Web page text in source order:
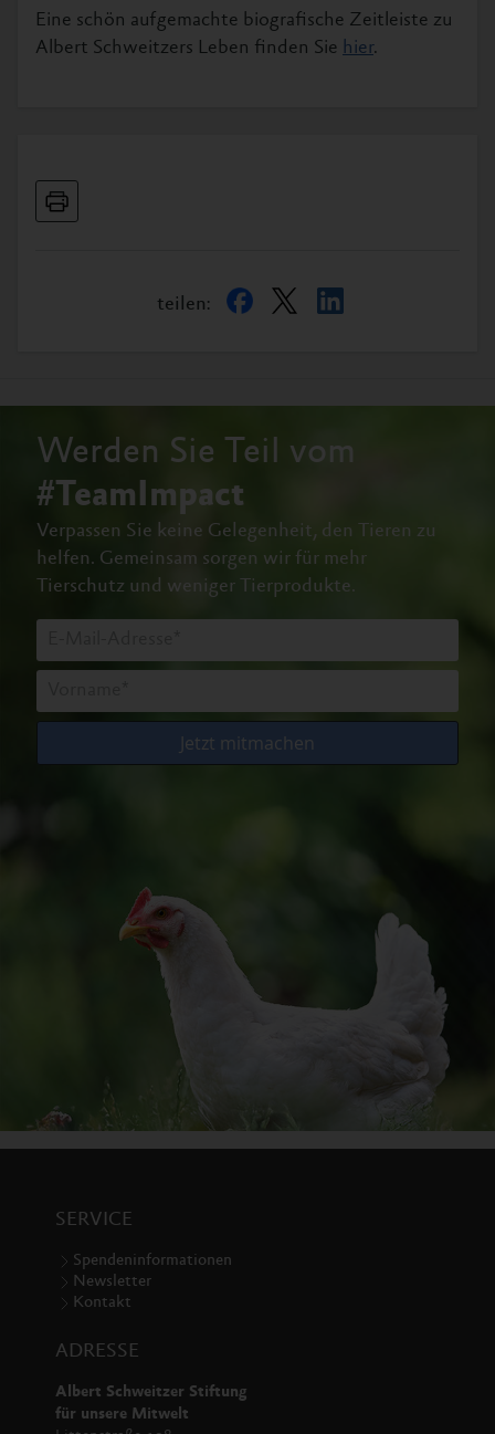
Eine schön aufgemachte biografische Zeitleiste zu
Albert Schweitzers Leben finden Sie hier.
teilen:
Werden Sie Teil vom
#TeamImpact
Verpassen Sie keine Gelegenheit, den Tieren zu
helfen. Gemeinsam sorgen wir für mehr
Tierschutz und weniger Tierprodukte.
SERVICE
Spendeninformationen
Newsletter
Kontakt
ADRESSE
Albert Schweitzer Stiftung
für unsere Mitwelt